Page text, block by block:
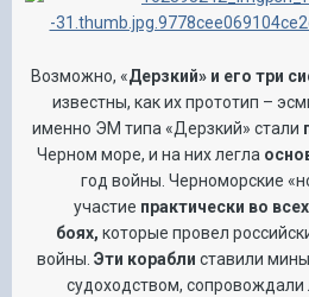
Возможно, «Дерзкий» и его три
известны, как их прототип –
именно ЭМ типа «Дерзкий» стали
Черном море, и на них легла
год войны. Черноморские
участие практически во
боях, которые провел
войны. Эти корабли ставили
судоходством, сопровождали